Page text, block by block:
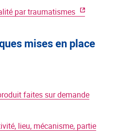
par traumatismes
mises en place
faites sur demande
lieu, mécanisme, partie